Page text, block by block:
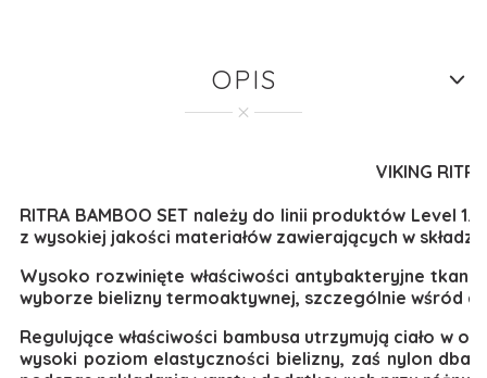
OPIS
VIKING RITRA
RITRA BAMBOO SET należy do linii produktów Level
z wysokiej jakości materiałów zawierających w
Wysoko rozwinięte właściwości antybakteryjne
wyborze bielizny termoaktywnej, szczególnie wśród
Regulujące właściwości bambusa utrzymują ciało w
wysoki poziom elastyczności bielizny, zaś nylon dba